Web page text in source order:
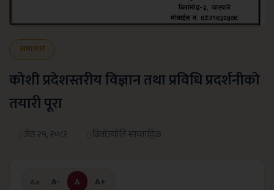
समाचार
कोशी प्रदेशस्तरीय विज्ञान तथा प्रविधि प्रदर्शनीको
तयारी पूरा
जेठ २१, २०८२ बिर्ताज्योति साप्ताहिक
Aa A- A A+